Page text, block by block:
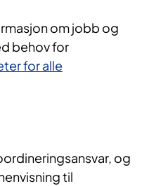
om jobb og
behov for
for alle
og
til